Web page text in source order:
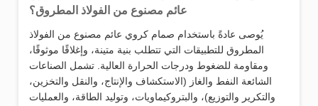
عائم مصنوع من الفولاذ المطروق؟
يُوصى عادةً باستخدام صمام كروي عائم مصنوع من الفولاذ
المطروق للتطبيقات التي تتطلب بنية متينة، وإغلاقًا موثوقًا،
ومقاومة للضغوط ودرجات الحرارة العالية. تشمل الصناعات
الشائعة النفط والغاز (الاستكشاف والإنتاج، والنقل والتخزين،
والتكرير والتوزيع)، والبتروكيماويات، وتوليد الطاقة، والعمليات